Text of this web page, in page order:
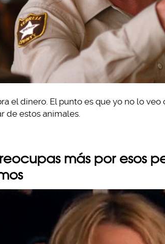
el dinero. El punto es que yo no lo
de estos animales.
más por esos